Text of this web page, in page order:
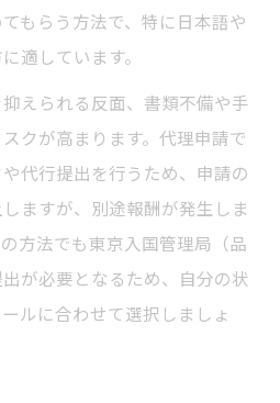
もらう方法で、特に日本語や
適しています。
えられる反面、書類不備や手
クが高まります。代理申請で
代行提出を行うため、申請の
ますが、別途報酬が発生しま
方法でも東京入国管理局（品
が必要となるため、自分の状
ルに合わせて選択しましょ